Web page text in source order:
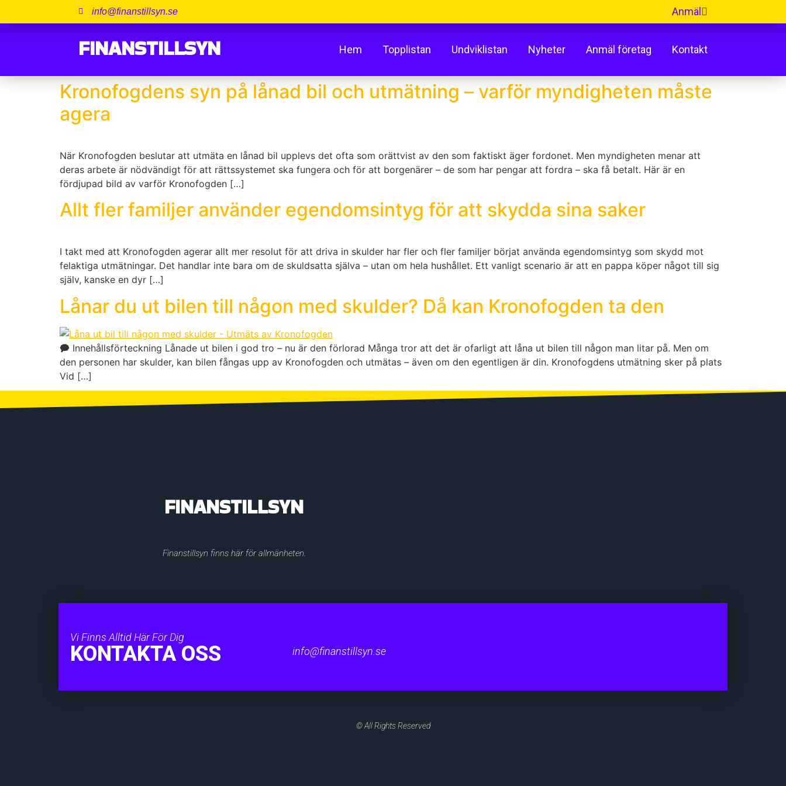
info@finanstillsyn.se Anmäl
FINANSTILLSYN Hem Topplistan Undviklistan Nyheter Anmäl företag Kontakt
Kronofogdens syn på lånad bil och utmätning – varför myndigheten måste
agera
När Kronofogden beslutar att utmäta en lånad bil upplevs det ofta som orättvist av den som faktiskt äger fordonet. Men myndigheten menar att
deras arbete är nödvändigt för att rättssystemet ska fungera och för att borgenärer – de som har pengar att fordra – ska få betalt. Här är en
fördjupad bild av varför Kronofogden […]
Allt fler familjer använder egendomsintyg för att skydda sina saker
I takt med att Kronofogden agerar allt mer resolut för att driva in skulder har fler och fler familjer börjat använda egendomsintyg som skydd mot
felaktiga utmätningar. Det handlar inte bara om de skuldsatta själva – utan om hela hushållet. Ett vanligt scenario är att en pappa köper något till sig
själv, kanske en dyr […]
Lånar du ut bilen till någon med skulder? Då kan Kronofogden ta den
🗭 Innehållsförteckning Lånade ut bilen i god tro – nu är den förlorad Många tror att det är ofarligt att låna ut bilen till någon man litar på. Men om
den personen har skulder, kan bilen fångas upp av Kronofogden och utmätas – även om den egentligen är din. Kronofogdens utmätning sker på plats
Vid […]
FINANSTILLSYN
Finanstillsyn finns här för allmänheten.
Vi Finns Alltid Här För Dig
KONTAKTA OSS info@finanstillsyn.se
© All Rights Reserved